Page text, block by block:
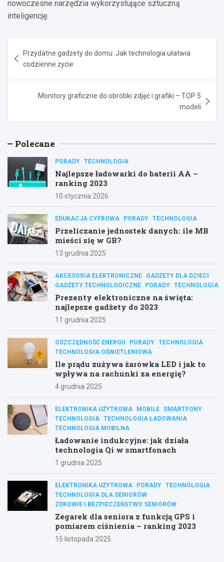
nowoczesne narzędzia wykorzystujące sztuczną
inteligencję.
wpisu
Przydatne gadżety do domu: Jak technologia ułatwia
codzienne życie
Monitory graficzne do obróbki zdjęć i grafiki – TOP 5
modeli
Polecane
PORADY TECHNOLOGIA
Najlepsze ładowarki do baterii AA –
ranking 2023
10 stycznia 2026
EDUKACJA CYFROWA PORADY TECHNOLOGIA
Przeliczanie jednostek danych: ile MB
mieści się w GB?
13 grudnia 2025
AKCESORIA ELEKTRONICZNE
GADŻETY DLA DZIECI
GADŻETY TECHNOLOGICZNE
PORADY TECHNOLOGIA
Prezenty elektroniczne na święta:
najlepsze gadżety do 2023
11 grudnia 2025
OSZCZĘDNOŚĆ ENERGII PORADY TECHNOLOGIA
TECHNOLOGIA OŚWIETLENIOWA
Ile prądu zużywa żarówka LED i jak to
wpływa na rachunki za energię?
4 grudnia 2025
ELEKTRONIKA UŻYTKOWA MOBILE
SMARTFONY
TECHNOLOGIA TECHNOLOGIA ŁADOWANIA
TECHNOLOGIA MOBILNA
Ładowanie indukcyjne: jak działa
technologia Qi w smartfonach
1 grudnia 2025
ELEKTRONIKA UŻYTKOWA PORADY TECHNOLOGIA
TECHNOLOGIA DLA SENIORÓW
ZDROWIE I BEZPIECZEŃSTWO SENIORÓW
Zegarek dla seniora z funkcją GPS i
pomiarem ciśnienia – ranking 2023
15 listopada 2025